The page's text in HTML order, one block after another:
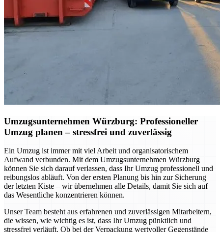
Umzugsunternehmen Würzburg: Professioneller
Umzug planen – stressfrei und zuverlässig
Ein Umzug ist immer mit viel Arbeit und organisatorischem
Aufwand verbunden. Mit dem Umzugsunternehmen Würzburg
können Sie sich darauf verlassen, dass Ihr Umzug professionell und
reibungslos abläuft. Von der ersten Planung bis hin zur Sicherung
der letzten Kiste – wir übernehmen alle Details, damit Sie sich auf
das Wesentliche konzentrieren können.
Unser Team besteht aus erfahrenen und zuverlässigen Mitarbeitern,
die wissen, wie wichtig es ist, dass Ihr Umzug pünktlich und
stressfrei verläuft. Ob bei der Verpackung wertvoller Gegenstände